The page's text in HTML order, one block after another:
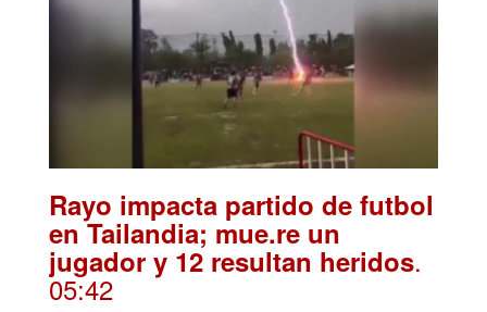
Rayo impacta partido de futbol
en Tailandia; mue.re un
jugador y 12 resultan heridos.
05:42